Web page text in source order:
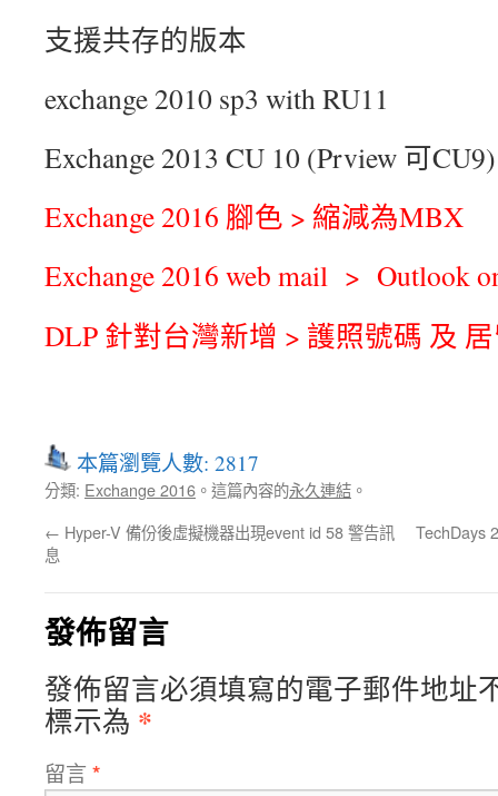
支援共存的版本
exchange 2010 sp3 with RU11
Exchange 2013 CU 10 (Prview 可CU9)
Exchange 2016 腳色 > 縮減為MBX
Exchange 2016 web mail > Outlook
DLP 針對台灣新增 > 護照號碼 及
本篇瀏覽人數: 2817
分類: Exchange 2016 。這篇內容的永久連結 。
← Hyper-V 備份後虛擬機器出現event id 58 警告訊
息
TechDays
發佈留言
發佈留言必須填寫的電子郵件地址
標示為 *
留言 *